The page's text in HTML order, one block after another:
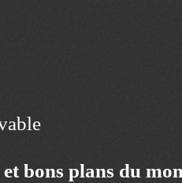
bons plans du